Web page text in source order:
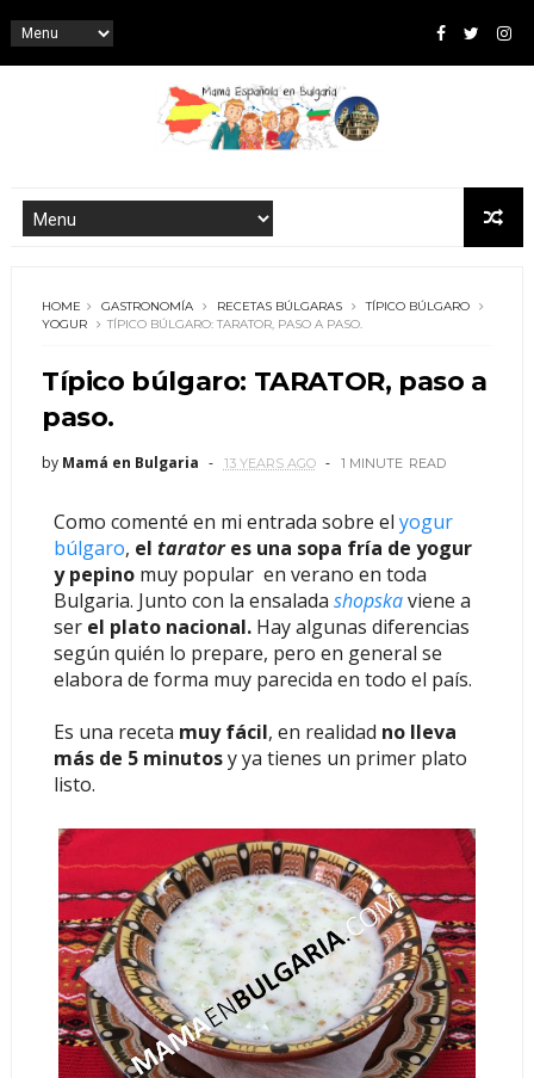
HOME GASTRONOMÍA RECETAS BÚLGARAS
TÍPICO BÚLGARO
YOGUR
TÍPICO BÚLGARO: TARATOR, PASO A PASO.
Típico búlgaro: TARATOR, paso a
paso.
by Mamá en Bulgaria 13 YEARS AGO 1 MINUTE READ
Como comenté en mi entrada sobre el yogur
búlgaro, el taratores una sopa fría de yogur
y pepinomuy popular en verano en toda
Bulgaria. Junto con la ensalada shopskaviene a
ser el plato nacional. Hay algunas diferencias
según quién lo prepare, pero en general se
elabora de forma muy parecida en todo el país.
Es una receta muy fácil, en realidad no lleva
más de 5 minutosy ya tienes un primer plato
listo.